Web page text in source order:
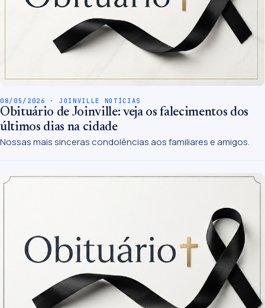
08/05/2026 · JOINVILLE NOTÍCIAS
Obituário de Joinville: veja os falecimentos dos
últimos dias na cidade
Nossas mais sinceras condolências aos familiares e amigos.